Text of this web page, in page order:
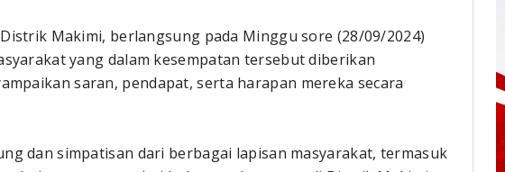
Makimi, berlangsung pada Minggu sore (28/09/2024)
yang dalam kesempatan tersebut diberikan
saran, pendapat, serta harapan mereka secara
dan simpatisan dari berbagai lapisan masyarakat, termasuk